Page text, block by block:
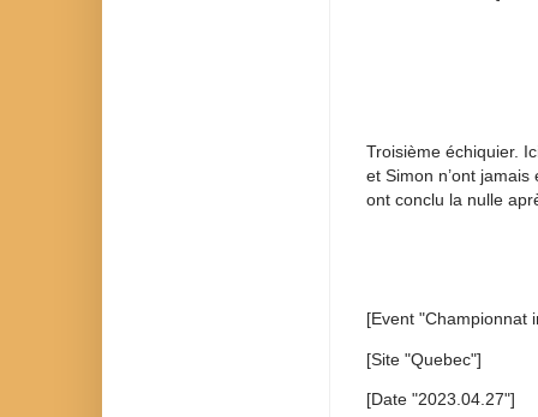
Troisième échiquier.
et Simon n’ont
ont conclu la nulle
[Event "Championnat
[Site "Quebec"]
[Date "2023.04.27"]